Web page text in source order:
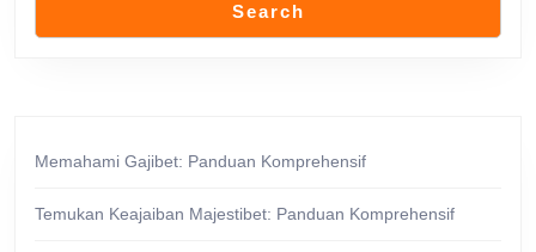
Search
Memahami Gajibet: Panduan Komprehensif
Temukan Keajaiban Majestibet: Panduan Komprehensif